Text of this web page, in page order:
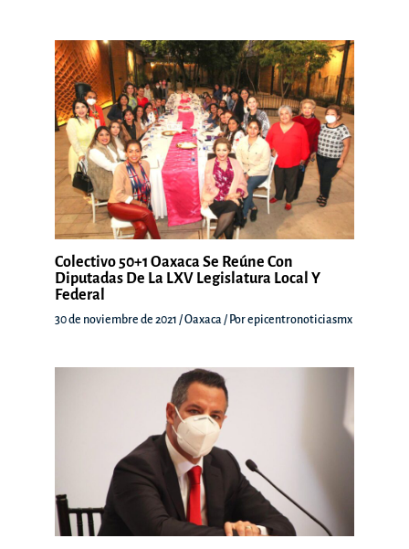
Colectivo 50+1 Oaxaca Se Reúne Con
Diputadas De La LXV Legislatura Local Y
Federal
30 de noviembre de 2021 /Oaxaca / Porepicentronoticiasmx